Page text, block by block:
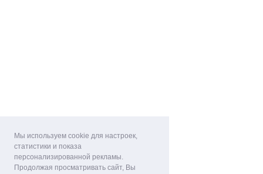
Мы используем cookie для настроек,
статистики и показа
персонализированной рекламы.
Продолжая просматривать сайт, Вы